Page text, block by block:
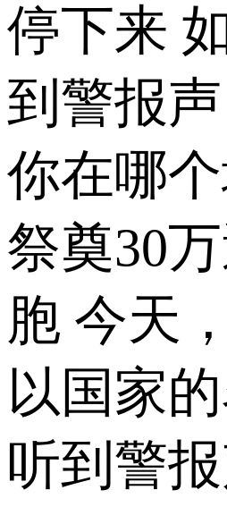
停下来
到警报
你在哪
祭奠30
胞 今天
以国家
听到警